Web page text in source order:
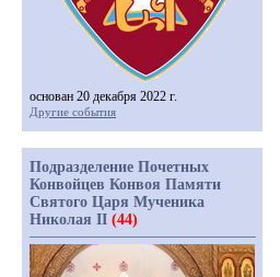
основан 20 декабря 2022 г.
Другие события
Подразделение Почетных
Конвойцев Конвоя Памяти
Святого Царя Мученика
Николая II (44)